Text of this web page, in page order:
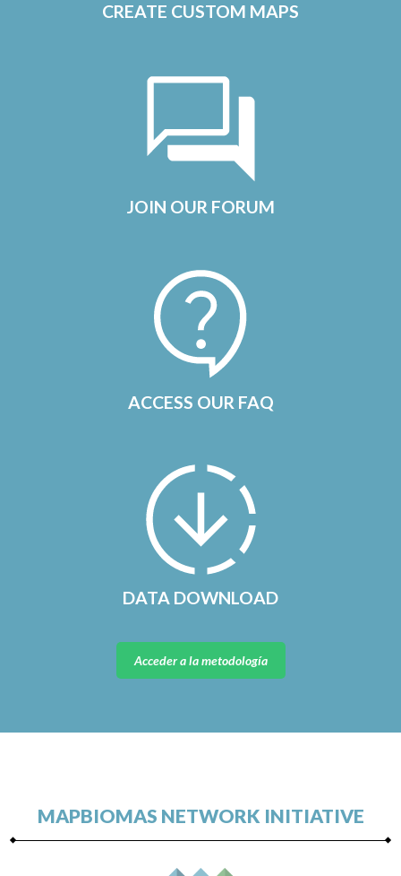
CREATE CUSTOM MAPS
JOIN OUR FORUM
ACCESS OUR FAQ
DATA DOWNLOAD
Acceder a la metodología
MAPBIOMAS NETWORK INITIATIVE